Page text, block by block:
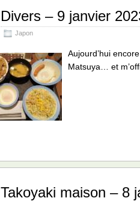
Divers – 9 janvier
Japon
Aujourd’hui
Matsuya… et
Takoyaki maison – 8